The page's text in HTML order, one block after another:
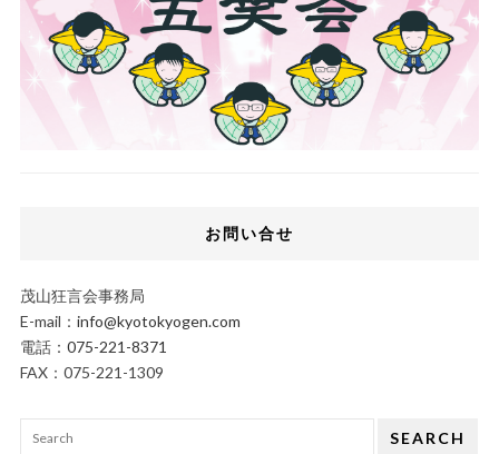
お問い合せ
茂山狂言会事務局
E-mail： info@kyotokyogen.com
電話： 075-221-8371
FAX：075-221-1309
SEARCH